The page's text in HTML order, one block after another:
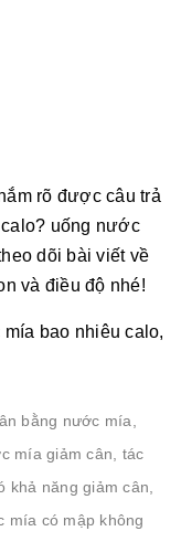
rõ được câu trả
uống nước
dõi bài viết về
và điều độ nhé!
bao nhiêu calo,
bằng nước mía
mía giảm cân
tác
khả năng giảm cân
mía có mập không